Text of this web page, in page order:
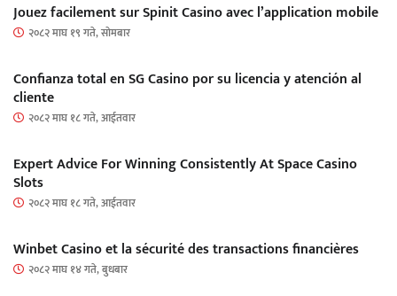
Jouez facilement sur Spinit Casino avec l’application mobile
२०८२ माघ १९ गते, सोमबार
Confianza total en SG Casino por su licencia y atención al
cliente
२०८२ माघ १८ गते, आईतवार
Expert Advice For Winning Consistently At Space Casino
Slots
२०८२ माघ १८ गते, आईतवार
Winbet Casino et la sécurité des transactions financières
२०८२ माघ १४ गते, बुधबार